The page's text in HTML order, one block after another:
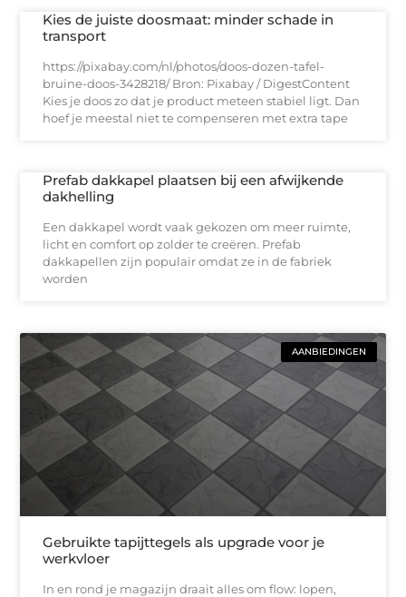
Kies de juiste doosmaat: minder schade in
transport
https://pixabay.com/nl/photos/doos-dozen-tafel-
bruine-doos-3428218/ Bron: Pixabay / DigestContent
Kies je doos zo dat je product meteen stabiel ligt. Dan
hoef je meestal niet te compenseren met extra tape
Prefab dakkapel plaatsen bij een afwijkende
dakhelling
Een dakkapel wordt vaak gekozen om meer ruimte,
licht en comfort op zolder te creëren. Prefab
dakkapellen zijn populair omdat ze in de fabriek
worden
AANBIEDINGEN
Gebruikte tapijttegels als upgrade voor je
werkvloer
In en rond je magazijn draait alles om flow: lopen,